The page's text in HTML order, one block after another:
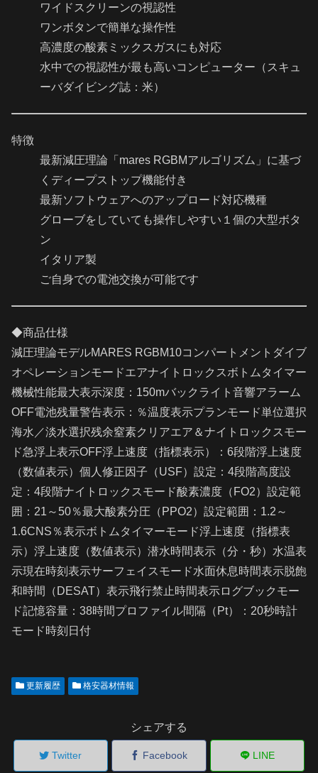
ワイドスクリーンの視認性
ワンボタンで簡単な操作性
高濃度の酸素ミックスガスにも対応
水中での視認性が最も高いコンピューター（スキュ
ーバダイビング誌：米）
特徴
最新減圧理論「mares RGBMアルゴリズム」に基づ
くディープストップ機能付き
最新ソフトウェアへのアップロード対応機種
グローブをしていても操作しやすい１個の大型ボタ
ン
イタリア製
ご自身での電池交換が可能です
◆商品仕様
減圧理論モデルMARES RGBM10コンパートメントダイブ
オペレーションモードエアナイトロックスボトムタイマー
機械性能最大表示深度：150mバックライト音響アラーム
OFF電池残量警告表示：％温度表示プランモード単位選択
海水／淡水選択残余窒素クリアエア＆ナイトロックスモー
ド急浮上表示OFF浮上速度（指標表示）：6段階浮上速度
（数値表示）個人修正因子（USF）設定：4段階高度設
定：4段階ナイトロックスモード酸素濃度（FO2）設定範
囲：21～50％最大酸素分圧（PPO2）設定範囲：1.2～
1.6CNS％表示ボトムタイマーモード浮上速度（指標表
示）浮上速度（数値表示）潜水時間表示（分・秒）水温表
示現在時刻表示サーフェイスモード水面休息時間表示脱飽
和時間（DESAT）表示飛行禁止時間表示ログブックモー
ド記憶容量：38時間プロファイル間隔（Pt）：20秒時計
モード時刻日付
更新履歴 格安器材情報
シェアする
Twitter Facebook LINE